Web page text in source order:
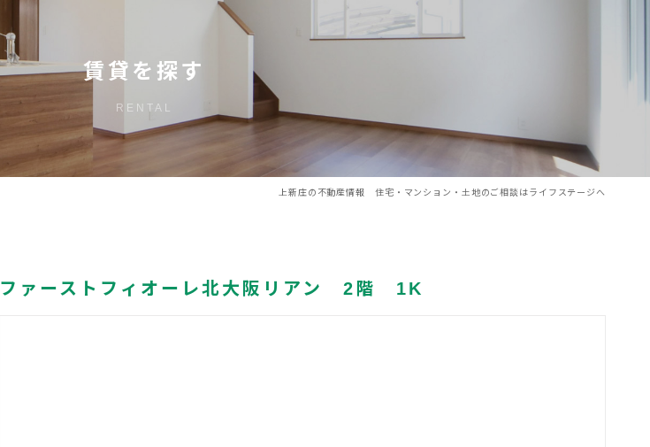
賃貸を探す
RENTAL
上新庄の不動産情報 住宅・マンション・土地のご相談はライフステージへ
ファーストフィオーレ北大阪リアン 2階 1K